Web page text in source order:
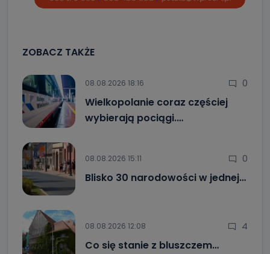
ZOBACZ TAKŻE
08.08.2026 18:16 0
Wielkopolanie coraz częściej
wybierają pociągi.…
08.08.2026 15:11 0
Blisko 30 narodowości w jednej…
08.08.2026 12:08 4
Co się stanie z bluszczem…